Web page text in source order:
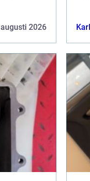
2026